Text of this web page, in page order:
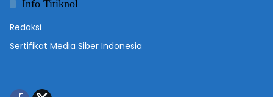
Info Titiknol
Redaksi
Sertifikat Media Siber Indonesia